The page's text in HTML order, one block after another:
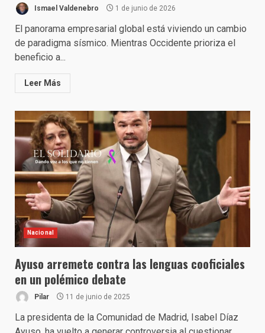
Ismael Valdenebro 1 de junio de 2026
El panorama empresarial global está viviendo un cambio
de paradigma sísmico. Mientras Occidente prioriza el
beneficio a...
Leer Más
Nacional
Ayuso arremete contra las lenguas cooficiales
en un polémico debate
Pilar 11 de junio de 2025
La presidenta de la Comunidad de Madrid, Isabel Díaz